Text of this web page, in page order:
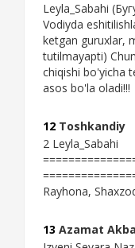
Leyla_Sabahi
Vodiyda
ketgan guruxlar,
tutilmayapti)
chiqishi bo'yicha
asos bo'la oladi!!!
12 Toshkandiy
2 Leyla_Sabahi
Rayhona,
13 Azamat